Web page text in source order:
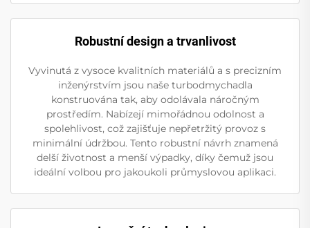
Robustní design a trvanlivost
Vyvinutá z vysoce kvalitních materiálů a s precizním
inženýrstvím jsou naše turbodmychadla
konstruována tak, aby odolávala náročným
prostředím. Nabízejí mimořádnou odolnost a
spolehlivost, což zajišťuje nepřetržitý provoz s
minimální údržbou. Tento robustní návrh znamená
delší životnost a menší výpadky, díky čemuž jsou
ideální volbou pro jakoukoli průmyslovou aplikaci.